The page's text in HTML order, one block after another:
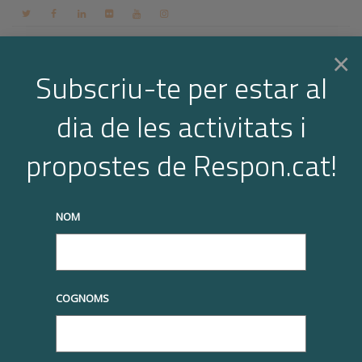
Contacte Espai membres Login CA
Activa
Home Activa truqueu-nos al +34 93 677 1000 info@respon.cat
×
Subscriu-te per estar al
dia de les activitats i
propostes de Respon.cat!
NOM
COGNOMS